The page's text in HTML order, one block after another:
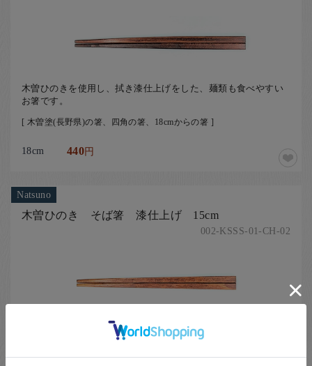
木曽ひのきを使用し、拭き漆仕上げをした、麺類も食べやすい
お箸です。
[ 木曽塗(長野県)の箸、四角の箸、18cmからの箸 ]
18cm 440円
Natsuno
木曽ひのき そば箸 漆仕上げ 15cm
002-KSSS-01-CH-02
木曽ひのきを使用し、拭き漆仕上げをした、麺類も食べやすい
[ 木曽塗(長野県)の箸、四角の箸、15cmからの箸 ]